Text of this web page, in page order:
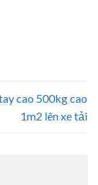
cao 500kg cao
1m2 lên xe tải